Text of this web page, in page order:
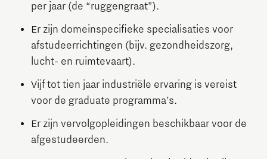
per jaar (de “ruggengraat”).
Er zijn domeinspecifieke specialisaties voor
afstudeerrichtingen (bijv. gezondheidszorg,
lucht- en ruimtevaart).
Vijf tot tien jaar industriële ervaring is vereist
voor de graduate programma’s.
Er zijn vervolgopleidingen beschikbaar voor de
afgestudeerden.